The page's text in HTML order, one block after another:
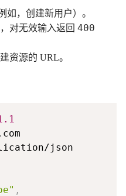
如，创建新用户）。
对无效输入返回 400
资源的 URL。
json
,